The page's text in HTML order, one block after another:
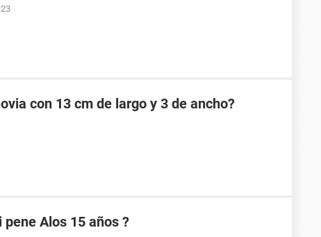
con 13 cm de largo y 3 de ancho?
Alos 15 años ?